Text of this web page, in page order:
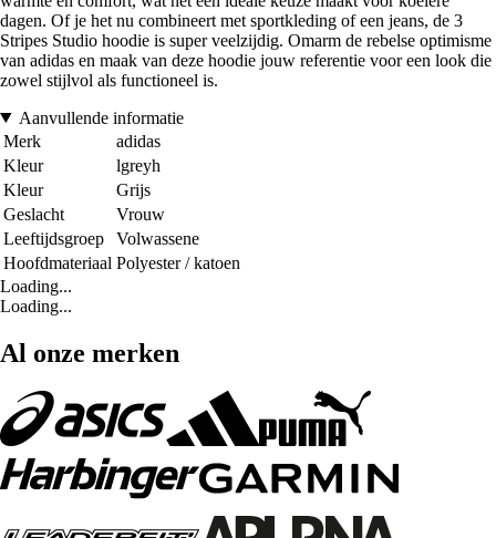
dagen. Of je het nu combineert met sportkleding of een jeans, de 3
Stripes Studio hoodie is super veelzijdig. Omarm de rebelse optimisme
van adidas en maak van deze hoodie jouw referentie voor een look die
zowel stijlvol als functioneel is.
Aanvullende informatie
Merk
adidas
Kleur
lgreyh
Kleur
Grijs
Geslacht
Vrouw
Leeftijdsgroep
Volwassene
Hoofdmateriaal Polyester / katoen
Loading...
Loading...
Al onze merken